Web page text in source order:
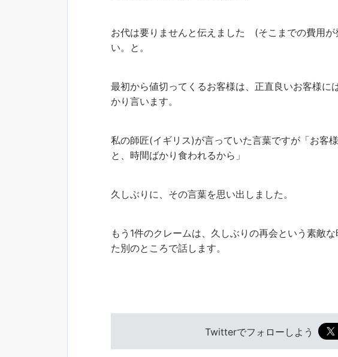
お代は要りませんと伝えました (そこまでの費用
い。と。
最初から値切ってくるお客様は、正直良いお客様に
かり言います。
私の師匠(イギリス)が言っていた言葉ですが「お客
と、時間ばかり食われるから」
久しぶりに、その言葉を思い出しました。
もう1件のクレームは、久しぶりの再会という素敵
た別のところで話します。
Twitterでフォローしよう